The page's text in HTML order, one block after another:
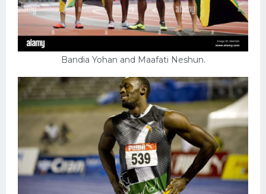
Bandia Yohan and Maafati Neshun.